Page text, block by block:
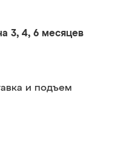
3, 4, 6 месяцев
и подъем